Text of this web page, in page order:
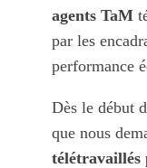
agents TaM
par les
performance
Dès le début
que nous
télétravaillés